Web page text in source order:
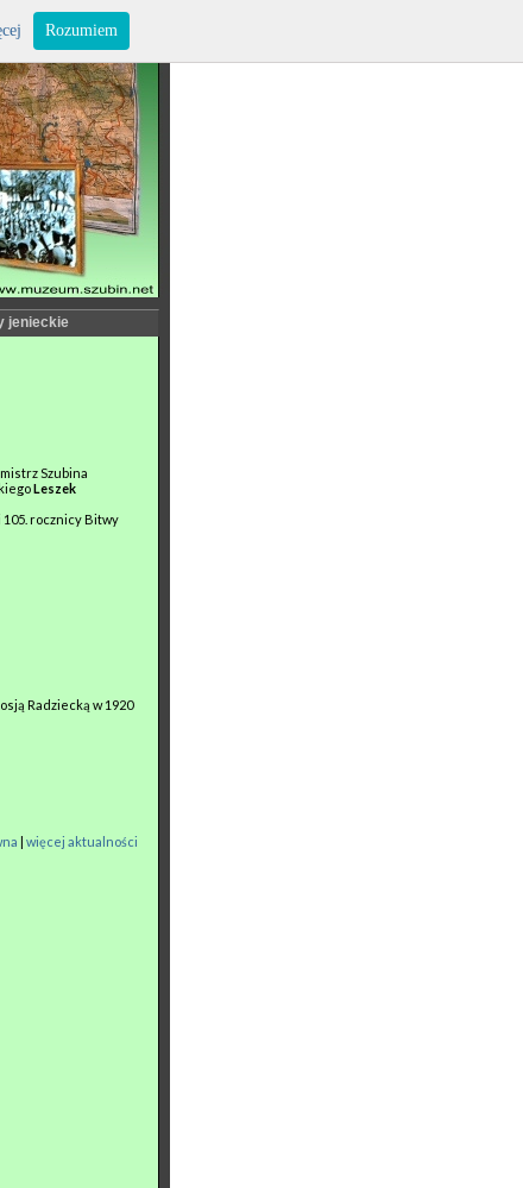
jenieckie
Szubina
Leszek
105. rocznicy Bitwy
Radziecką w 1920
| więcej aktualności
Rozumiem